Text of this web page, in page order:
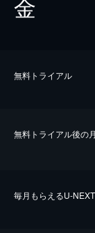
無料トライアル
無料トライアル後の
毎⽉もらえるU-